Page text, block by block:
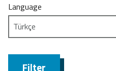
Language
Filter